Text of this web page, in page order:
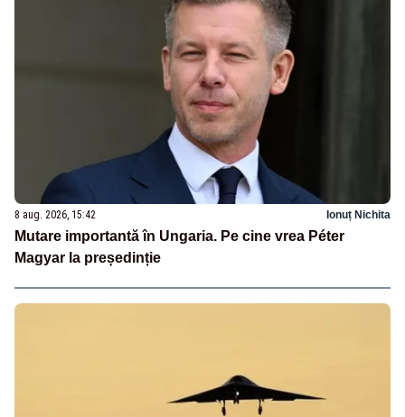
8 aug. 2026, 15:42 Ionuț Nichita
Mutare importantă în Ungaria. Pe cine vrea Péter
Magyar la președinție